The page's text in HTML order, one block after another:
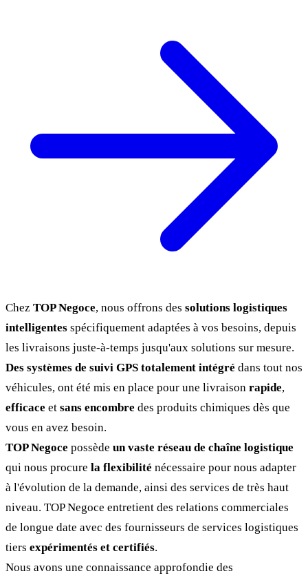
Chez TOP Negoce, nous offrons des solutions logistiques
intelligentes spécifiquement adaptées à vos besoins, depuis
les livraisons juste-à-temps jusqu'aux solutions sur mesure.
Des systèmes de suivi GPS totalement intégré dans tout nos
véhicules, ont été mis en place pour une livraison rapide,
efficace et sans encombre des produits chimiques dès que
vous en avez besoin.
TOP Negoce possède un vaste réseau de chaîne logistique
qui nous procure la flexibilité nécessaire pour nous adapter
à l'évolution de la demande, ainsi des services de très haut
niveau. TOP Negoce entretient des relations commerciales
de longue date avec des fournisseurs de services logistiques
tiers expérimentés et certifiés.
Nous avons une connaissance approfondie des